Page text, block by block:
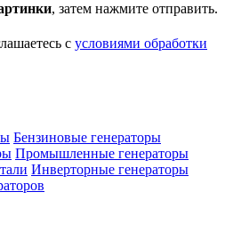
, затем нажмите отправить.
с условиями обработки
Бензиновые генераторы
Промышленные генераторы
Инверторные генераторы